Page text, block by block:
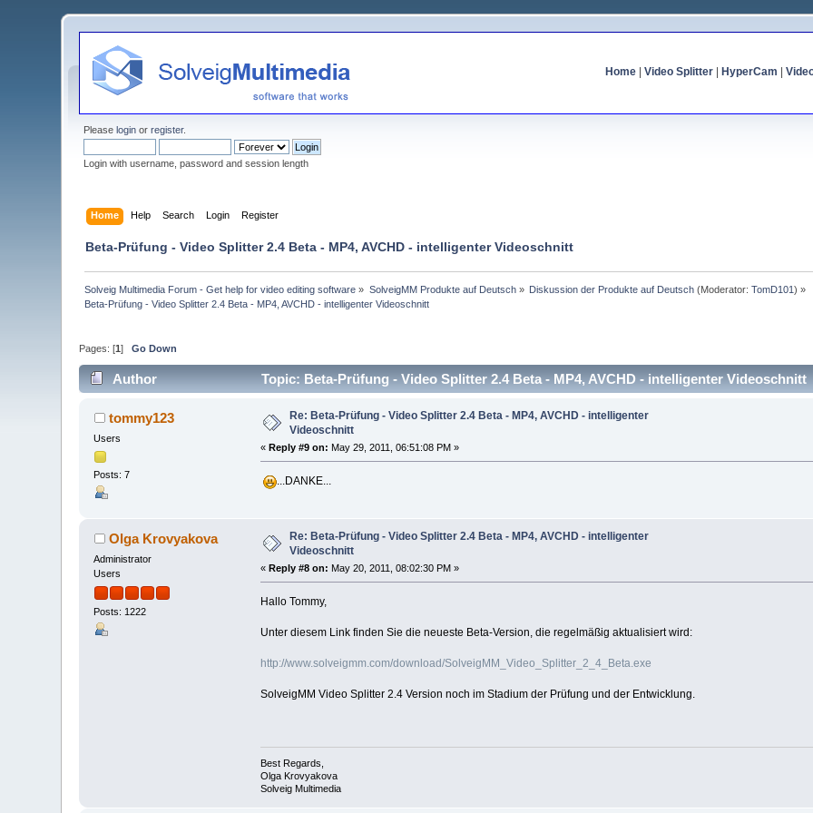
Home| Video Splitter| HyperCam
Pleaselogin orregister.
Login with username, password and session length
Home Help Search Login Register
Beta-Prüfung - Video Splitter 2.4 Beta - MP4, AVCHD - intelligenter Videoschnitt
Solveig Multimedia Forum - Get help for video editing software » SolveigMM Produkte auf Deutsch» Diskussion der Produkte auf Deutsch (Moderator:TomD101) »
Beta-Prüfung - Video Splitter 2.4 Beta - MP4, AVCHD - intelligenter Videoschnitt
Pages: [1]Go Down
Author Topic: Beta-Prüfung - Video Splitter 2.4 Beta - MP4, AVCHD - intelligenter Videoschnitt
tommy123
Users
Posts: 7
Re: Beta-Prüfung - Video Splitter 2.4 Beta - MP4, AVCHD - intelligenter
Videoschnitt
« Reply #9 on: May 29, 2011, 06:51:08 PM »
...DANKE...
Olga Krovyakova
Administrator
Users
Posts: 1222
Re: Beta-Prüfung - Video Splitter 2.4 Beta - MP4, AVCHD - intelligenter
Videoschnitt
« Reply #8 on: May 20, 2011, 08:02:30 PM »
Hallo Tommy,
Unter diesem Link finden Sie die neueste Beta-Version, die regelmäßig aktualisiert wird:
http://www.solveigmm.com/download/SolveigMM_Video_Splitter_2_4_Beta.exe
SolveigMM Video Splitter 2.4 Version noch im Stadium der Prüfung und der Entwicklung.
Best Regards,
Olga Krovyakova
Solveig Multimedia